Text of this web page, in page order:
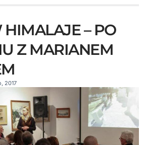
– PO
Z MARIANEM
2017